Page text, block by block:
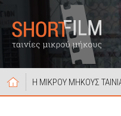
Η ΜΙΚΡΟΥ ΜΗΚΟΥΣ